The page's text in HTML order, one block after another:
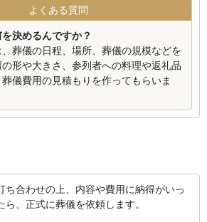
よくある質問
決めるんですか？
葬儀の日程、場所、葬儀の規模などを
形や大きさ、参列者への料理や返礼品
儀費用の見積もりを作ってもらいま
ち合わせの上、内容や費用に納得がいっ
ら、正式に葬儀を依頼します。